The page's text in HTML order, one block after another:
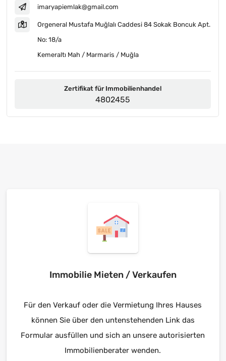
imaryapiemlak@gmail.com
Orgeneral Mustafa Muğlalı Caddesi 84 Sokak Boncuk Apt.
No: 18/a
Kemeraltı Mah / Marmaris / Muğla
Zertifikat für Immobilienhandel
4802455
Immobilie Mieten / Verkaufen
Für den Verkauf oder die Vermietung Ihres Hauses
können Sie über den untenstehenden Link das
Formular ausfüllen und sich an unsere autorisierten
Immobilienberater wenden.